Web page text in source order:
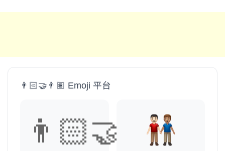
👨🏻‍🤝‍👨🏽 Emoji 平台
👨🏻‍🤝‍👨🏽